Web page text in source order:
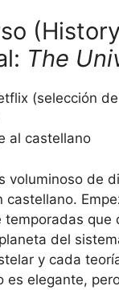
The
(selección
al castellano
voluminoso de
castellano.
temporadas que
del
y cada
es elegante,